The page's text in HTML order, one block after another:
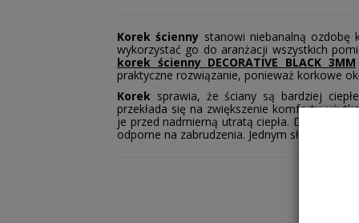
Korek ścienny stanowi niebanalną
wykorzystać go do aranżacji wszystkich
korek ścienny DECORATIVE BLACK 3MM
praktyczne rozwiązanie, ponieważ korkowe
Korek sprawia, że ściany są bardziej
przekłada się na zwiększenie komfortu
je przed nadmierną utratą ciepła.
odporne na zabrudzenia. Jednym słowem